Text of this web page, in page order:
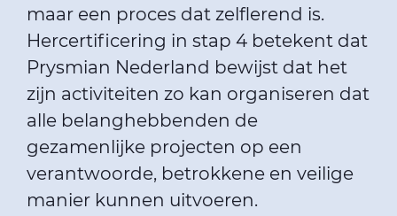
maar een proces dat zelflerend is.
Hercertificering in stap 4 betekent dat
Prysmian Nederland bewijst dat het
zijn activiteiten zo kan organiseren dat
alle belanghebbenden de
gezamenlijke projecten op een
verantwoorde, betrokkene en veilige
manier kunnen uitvoeren.